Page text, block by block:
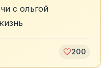
с ольгой
200